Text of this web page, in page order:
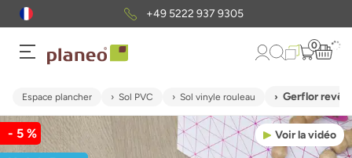
+49 5222 937 9305
0
Espace plancher Sol PVC Sol vinyle rouleau Gerflor
Voir la vidéo
- 5 %